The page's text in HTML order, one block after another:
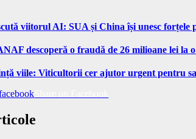
viitorul AI: SUA și China își unesc forțele
descoperă o fraudă de 26 milioane lei la
viile: Viticultorii cer ajutor urgent pentru